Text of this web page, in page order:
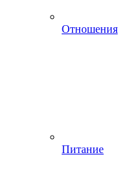
Отношения
Питание